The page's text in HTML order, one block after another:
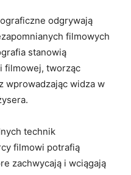
odgrywają
filmowych
stanowią
filmowej, tworząc⁤
wprowadzając widza ⁤w
technik
filmowi potrafią
zachwycają‌ i wciągają